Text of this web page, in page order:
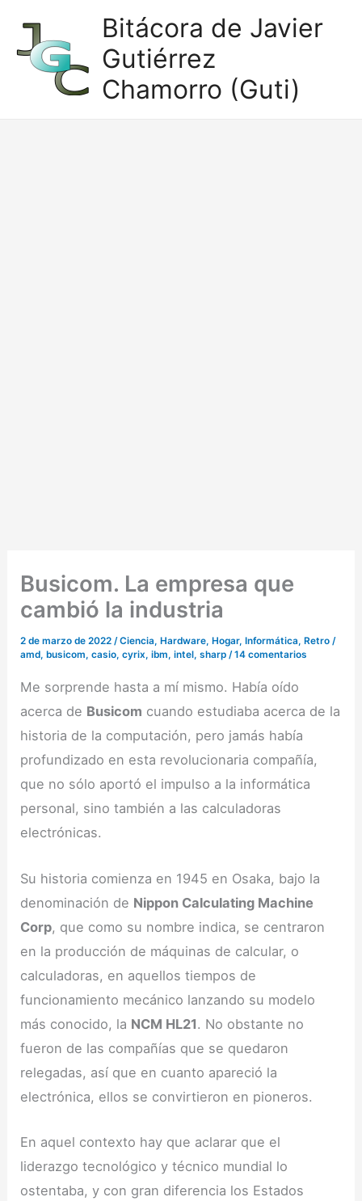
contenido
Bitácora de Javier
Gutiérrez
Chamorro (Guti)
Busicom. La empresa que
cambió la industria
2 de marzo de 2022/Ciencia, Hardware, Hogar, Informática, Retro /
amd, busicom,casio,cyrix,ibm,intel,sharp /14 comentarios
Me sorprende hasta a mí mismo. Había oído
acerca de Busicom cuando estudiaba acerca de la
historia de la computación, pero jamás había
profundizado en esta revolucionaria compañía,
que no sólo aportó el impulso a la informática
personal, sino también a las calculadoras
electrónicas.
Su historia comienza en 1945 en Osaka, bajo la
denominación de Nippon Calculating Machine
Corp, que como su nombre indica, se centraron
en la producción de máquinas de calcular, o
calculadoras, en aquellos tiempos de
funcionamiento mecánico lanzando su modelo
más conocido, la NCM HL21. No obstante no
fueron de las compañías que se quedaron
relegadas, así que en cuanto apareció la
electrónica, ellos se convirtieron en pioneros.
En aquel contexto hay que aclarar que el
liderazgo tecnológico y técnico mundial lo
ostentaba, y con gran diferencia los Estados